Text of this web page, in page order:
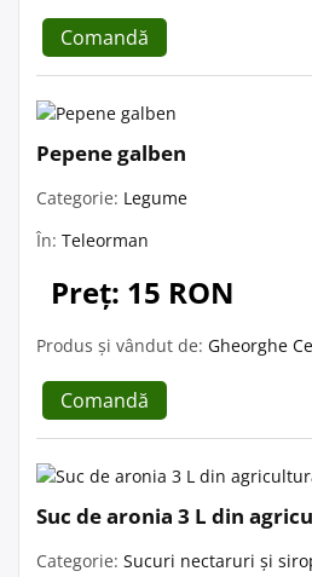
Comandă
Pepene galben
Categorie: Legume
În: Teleorman
Preț: 15 RON
Produs și vândut de: Gheorghe
Comandă
Suc de aronia 3 L din
Categorie: Sucuri nectaruri și